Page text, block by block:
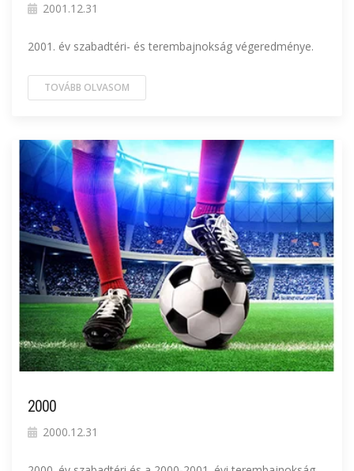
2001.12.31
2001. év szabadtéri- és terembajnokság végeredménye.
TOVÁBB OLVASOM
2000
2000.12.31